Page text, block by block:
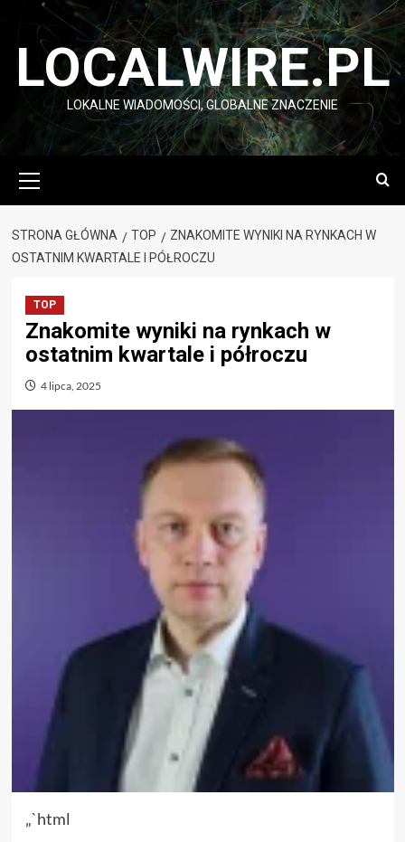
Przejdź
LOCALWIRE.PL
LOKALNE WIADOMOŚCI, GLOBALNE ZNACZENIE
główne
STRONA GŁÓWNA TOP
ZNAKOMITE WYNIKI NA RYNKACH W
OSTATNIM KWARTALE I PÓŁROCZU
TOP
Znakomite wyniki na rynkach w
ostatnim kwartale i półroczu
4 lipca, 2025
„`html